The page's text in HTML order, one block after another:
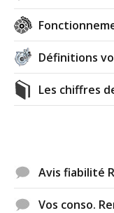
Définitions
Les chiffres
Avis fiabilité
Vos conso.